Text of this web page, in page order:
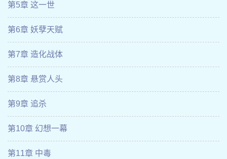
第5章 这一世
第6章 妖孽天赋
第7章 造化战体
第8章 悬赏人头
第9章 追杀
第10章 幻想一幕
第11章 中毒